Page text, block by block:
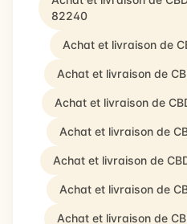
82240
Achat et livraison de
Achat et livraison de
Achat et livraison de
Achat et livraison de
Achat et livraison de
Achat et livraison de
Achat et livraison de